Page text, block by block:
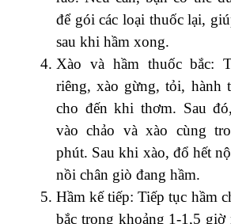
để gói các loại thuốc lại,
sau khi hầm xong.
Xào và hầm thuốc bắc:
riêng, xào gừng, tỏi, hành
cho đến khi thơm. Sau
vào chảo và xào cùng
phút. Sau khi xào, đổ hết
nồi chân giò đang hầm.
Hầm kế tiếp: Tiếp tục hầm
bắc trong khoảng 1-1,5 giờ